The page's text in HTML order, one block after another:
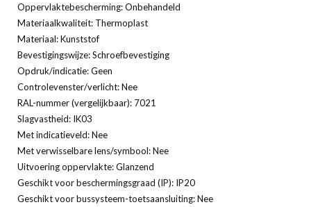
Oppervlaktebescherming: Onbehandeld
Materiaalkwaliteit: Thermoplast
Materiaal: Kunststof
Bevestigingswijze: Schroefbevestiging
Opdruk/indicatie: Geen
Controlevenster/verlicht: Nee
RAL-nummer (vergelijkbaar): 7021
Slagvastheid: IK03
Met indicatieveld: Nee
Met verwisselbare lens/symbool: Nee
Uitvoering oppervlakte: Glanzend
Geschikt voor beschermingsgraad (IP): IP20
Geschikt voor bussysteem-toetsaansluiting: Nee